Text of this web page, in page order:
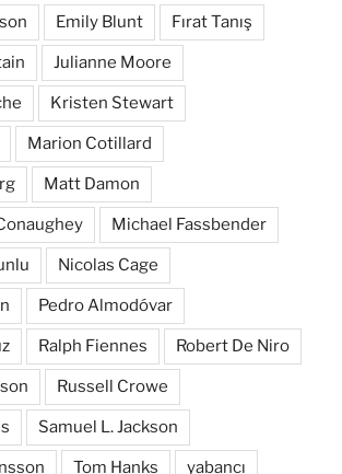
Emily Blunt Fırat Tanış
Julianne Moore
Kristen Stewart
Marion Cotillard
Matt Damon
Michael Fassbender
Nicolas Cage
Pedro Almodóvar
Ralph Fiennes Robert De Niro
Russell Crowe
Samuel L. Jackson
Tom Hanks yabancı